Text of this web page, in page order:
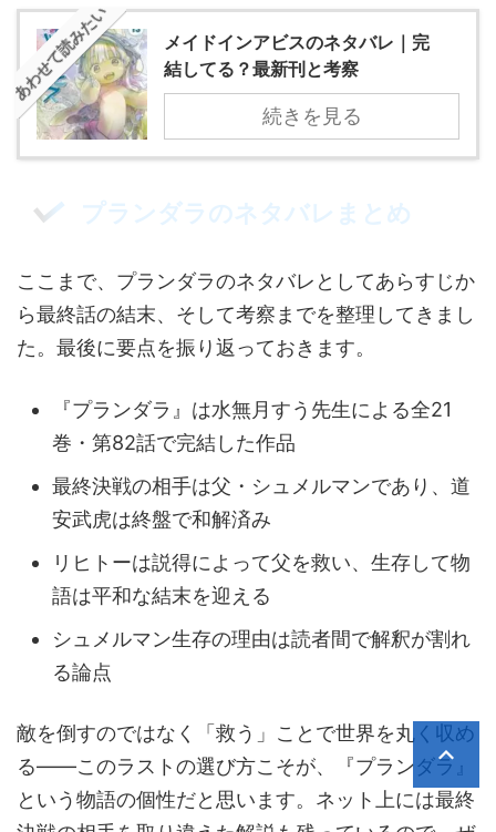
あわせて読みたい
メイドインアビスのネタバレ｜完
結してる？最新刊と考察
続きを見る
プランダラのネタバレまとめ
ここまで、プランダラのネタバレとしてあらすじか
ら最終話の結末、そして考察までを整理してきまし
た。最後に要点を振り返っておきます。
『プランダラ』は水無月すう先生による全21
巻・第82話で完結した作品
最終決戦の相手は父・シュメルマンであり、道
安武虎は終盤で和解済み
リヒトーは説得によって父を救い、生存して物
語は平和な結末を迎える
シュメルマン生存の理由は読者間で解釈が割れ
る論点
敵を倒すのではなく「救う」ことで世界を丸く収め
る——このラストの選び方こそが、『プランダラ』
という物語の個性だと思います。ネット上には最終